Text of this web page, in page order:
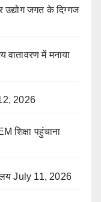
उद्योग जगत के दिग्गज
वातावरण में मनाया
2026
शिक्षा पहुंचाना
July 11, 2026